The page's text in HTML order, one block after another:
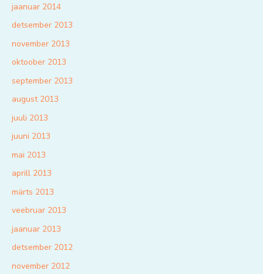
jaanuar 2014
detsember 2013
november 2013
oktoober 2013
september 2013
august 2013
juuli 2013
juuni 2013
mai 2013
aprill 2013
märts 2013
veebruar 2013
jaanuar 2013
detsember 2012
november 2012